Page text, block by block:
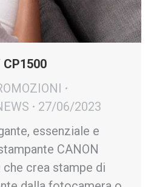
CP1500
27/06/2023
essenziale e
CANON
che crea stampe di